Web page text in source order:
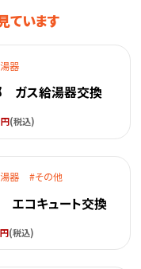
ています
器
ガス給湯器交換
円(税込)
器 その他
コキュート交換
円(税込)